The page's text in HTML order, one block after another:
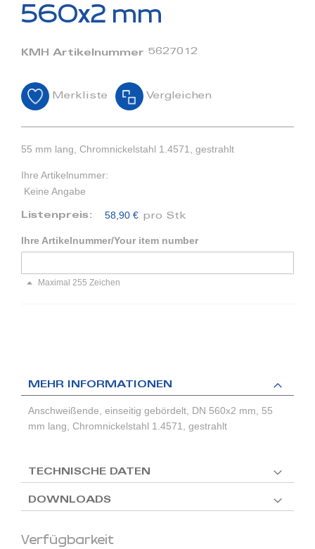
springen
560x2 mm
KMH Artikelnummer 5627012
Merkliste Vergleichen
55 mm lang, Chromnickelstahl 1.4571, gestrahlt
Ihre Artikelnummer:
Keine Angabe
Listenpreis: 58,90 € pro Stk
Ihre Artikelnummer/Your item number
Maximal 255 Zeichen
Verfügbarkeit
MEHR INFORMATIONEN
Anschweißende, einseitig gebördelt, DN 560x2 mm, 55
mm lang, Chromnickelstahl 1.4571, gestrahlt
TECHNISCHE DATEN
DOWNLOADS